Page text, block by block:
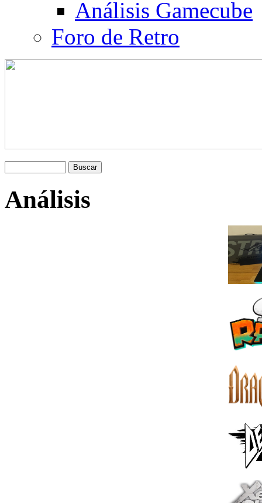
Análisis Gamecube
Foro de Retro
Análisis